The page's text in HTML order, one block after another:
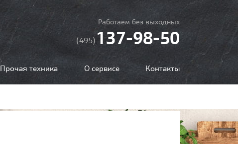
Работаем без выходных
(495)137-98-50
Прочая техника О сервисе Контакты